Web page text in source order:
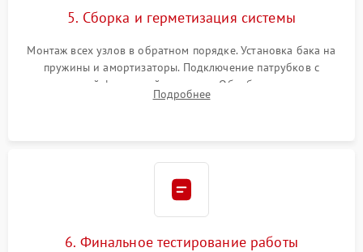
5. Сборка и герметизация системы
Монтаж всех узлов в обратном порядке. Установка бака на
пружины и амортизаторы. Подключение патрубков с
надежной фиксацией хомутами. Обработка стыков
герметиком для предотвращения возможных протечек воды.
Подробнее
6. Финальное тестирование работы